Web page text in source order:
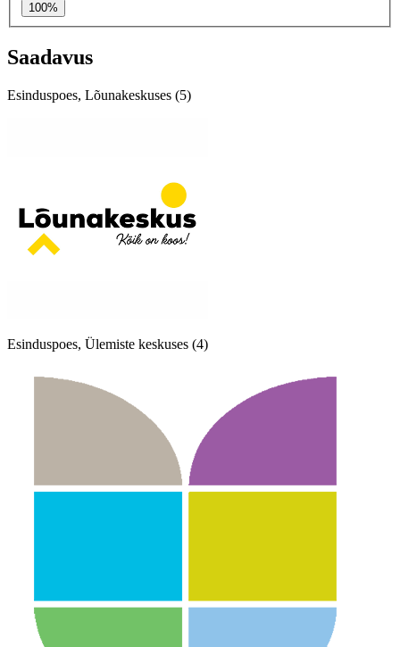
100%
Saadavus
Esinduspoes, Lõunakeskuses (5)
Esinduspoes, Ülemiste keskuses (4)